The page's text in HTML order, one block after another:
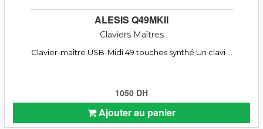
ALESIS Q49MKII
Claviers Maîtres
Clavier-maître USB-Midi 49 touches synthé Un clavi ...
1050 DH
Ajouter au panier